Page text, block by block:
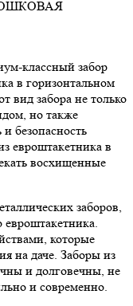
классный забор
в горизонтальном
вид забора не только
но также
безопасность
евроштакетника в
восхищенные
заборов,
евроштакетника.
которые
на даче. Заборы из
и долговечны, не
и современно.